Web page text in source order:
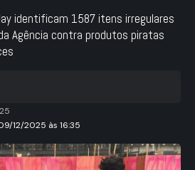
identificam 1587 itens irregulares
Agência contra produtos piratas
12/2025 às 16:35